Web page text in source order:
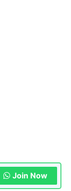
Join Now